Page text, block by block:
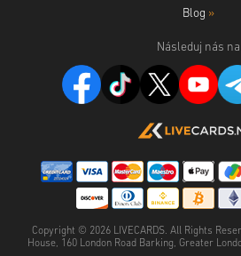
Blog »
Následuj nás na
Copyright © 2026 LIVECARDS. All Rights
House, 160 London Road Barking, Greater